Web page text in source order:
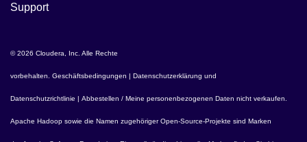
Support
© 2026 Cloudera, Inc. Alle Rechte
vorbehalten. Geschäftsbedingungen | Datenschutzerklärung und
Datenschutzrichtlinie | Abbestellen / Meine personenbezogenen Daten nicht verkaufen
Apache Hadoop sowie die Namen zugehöriger Open-Source-Projekte sind Marken